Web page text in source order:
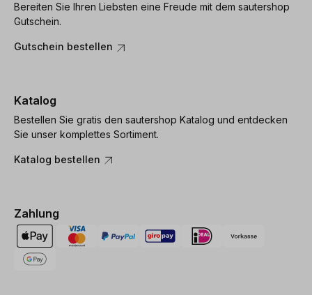
Bereiten Sie Ihren Liebsten eine Freude mit dem sautershop
Gutschein.
Gutschein bestellen
Katalog
Bestellen Sie gratis den sautershop Katalog und entdecken
Sie unser komplettes Sortiment.
Katalog bestellen
Zahlung